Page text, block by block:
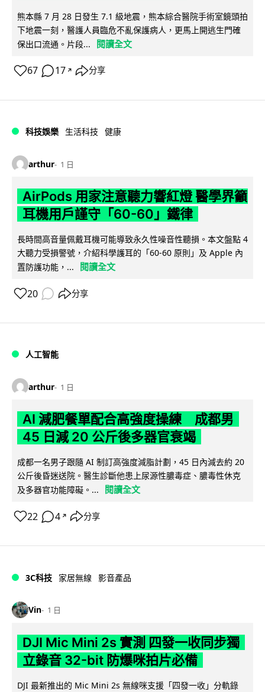
熊本縣 7 月 28 日發生 7.1 級地震，熊本綜合醫院手術室鏡頭拍
下地震一刻，醫護人員臨危不亂保護病人，更馬上開逃生門確
保出口流通。片段...
閱讀全文
67 17 ↗ 分享
科技娛樂 生活科技 健康
arthur 1 日
AirPods 用家注意聽力響紅燈 醫學界籲
耳機用戶謹守「60-60」鐵律
長時間高音量佩戴耳機可能導致永久性噪音性聽損。本文盤點 4
大聽力受損警號，介紹科學護耳的「60-60 原則」及 Apple 內
置防護功能，...
閱讀全文
20 分享
人工智能
arthur 1 日
AI 減肥餐單配合高強度操練 成都男
45 日減 20 公斤後多器官衰竭
成都一名男子跟隨 AI 制訂高強度減脂計劃，45 日內減去約 20
公斤後昏迷送院。醫生診斷他患上尿源性膿毒症、膿毒性休克
及多器官功能障礙。...
閱讀全文
22 4 ↗ 分享
3C科技 家居無線 影音產品
Vin 1 日
DJI Mic Mini 2s 實測 四發一收同步獨
立錄音 32-bit 防爆咪拍片必備
DJI 最新推出的 Mic Mini 2s 無線咪支援「四發一收」分軌錄